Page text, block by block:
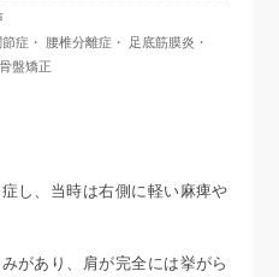
症 ・ 腰椎分離症 ・ 足底筋膜炎 ・
骨盤矯正
し、当時は右側に軽い麻痺や
があり、肩が完全には挙がら